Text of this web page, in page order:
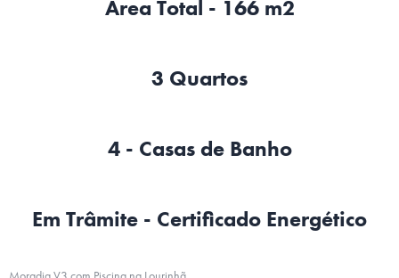
Área Total - 166 m2
3 Quartos
4 - Casas de Banho
Em Trâmite - Certificado Energético